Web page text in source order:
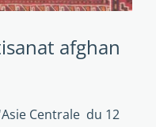
afghan
Centrale du 12